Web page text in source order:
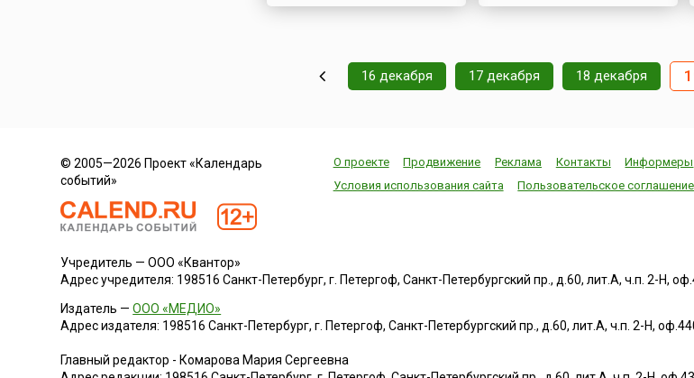
16 декабря 17 декабря 18 декабря
© 2005—2026 Проект «Календарь
событий»
О проекте Продвижение Реклама Контакты
Информеры
Условия использования сайта
Пользовательское соглашение
Учредитель — ООО «Квантор»
Адрес учредителя: 198516 Санкт-Петербург, г. Петергоф, Санкт-Петербургский пр., д.60, лит.А, ч.п. 2-Н,
Издатель —ООО «МЕДИО»
Адрес издателя: 198516 Санкт-Петербург, г. Петергоф, Санкт-Петербургский пр., д.60, лит.А, ч.п. 2-Н,
Главный редактор - Комарова Мария Сергеевна